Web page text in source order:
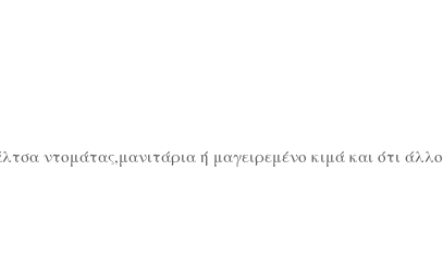
ντομάτας,μανιτάρια ή μαγειρεμένο κιμά και ότι άλλο